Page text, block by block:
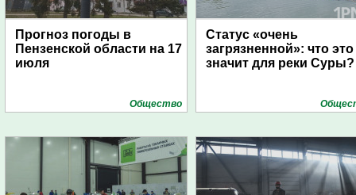
Прогноз погоды в
Пензенской области на 17
июля
Общество
Статус «очень
загрязненной»: что это
значит для реки Суры?